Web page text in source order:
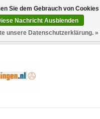
0 Artikel - €0,00
Sie dem Gebrauch von Cookies
Nachricht Ausblenden
unsere Datenschutzerklärung. »